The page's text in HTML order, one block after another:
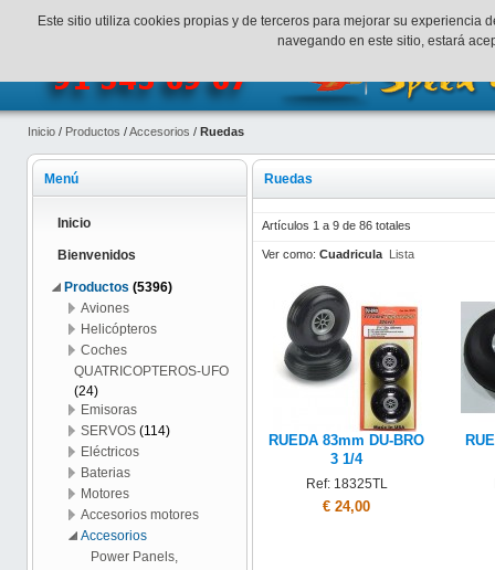
¡Bienvenidos a SpeedHobbys! Mi cuenta Finalizar
Inicio / Productos /Accesorios / Ruedas
Ruedas
Artículos 1 a 9 de 86 totales
Ver como: Cuadricula Lista
RUEDA 83mm DU-BRO
3 1/4
Ref: 18325TL
€ 24,00
Menú
Inicio
Bienvenidos
Productos (5396)
Aviones
Helicópteros
Coches
QUATRICOPTEROS-UFO
(24)
Emisoras
SERVOS (114)
Eléctricos
Baterias
Motores
Accesorios motores
Accesorios
Power Panels,
Este sitio utiliza cookies propias y de terceros para mejorar su
navegando en este sitio, estará